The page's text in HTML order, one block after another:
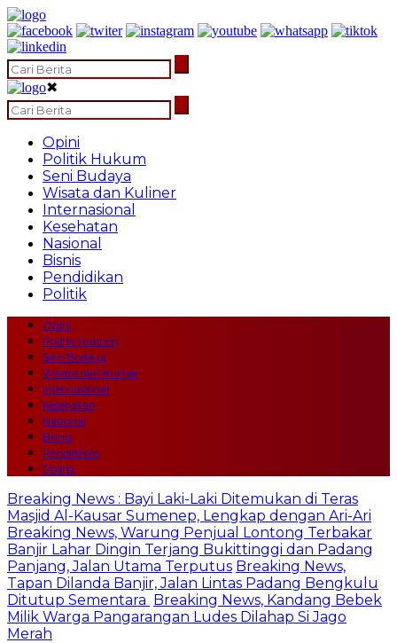
✖
Opini
Politik Hukum
Seni Budaya
Wisata dan Kuliner
Internasional
Kesehatan
Nasional
Bisnis
Pendidikan
Politik
Opini
Politik Hukum
Seni Budaya
Wisata dan Kuliner
Internasional
Kesehatan
Nasional
Bisnis
Pendidikan
Politik
Breaking News : Bayi Laki-Laki Ditemukan di Teras
Masjid Al-Kausar Sumenep, Lengkap dengan Ari-Ari
Breaking News, Warung Penjual Lontong Terbakar
Banjir Lahar Dingin Terjang Bukittinggi dan Padang
Panjang, Jalan Utama Terputus Breaking News,
Tapan Dilanda Banjir, Jalan Lintas Padang Bengkulu
Ditutup Sementara Breaking News, Kandang Bebek
Milik Warga Pangarangan Ludes Dilahap Si Jago
Merah